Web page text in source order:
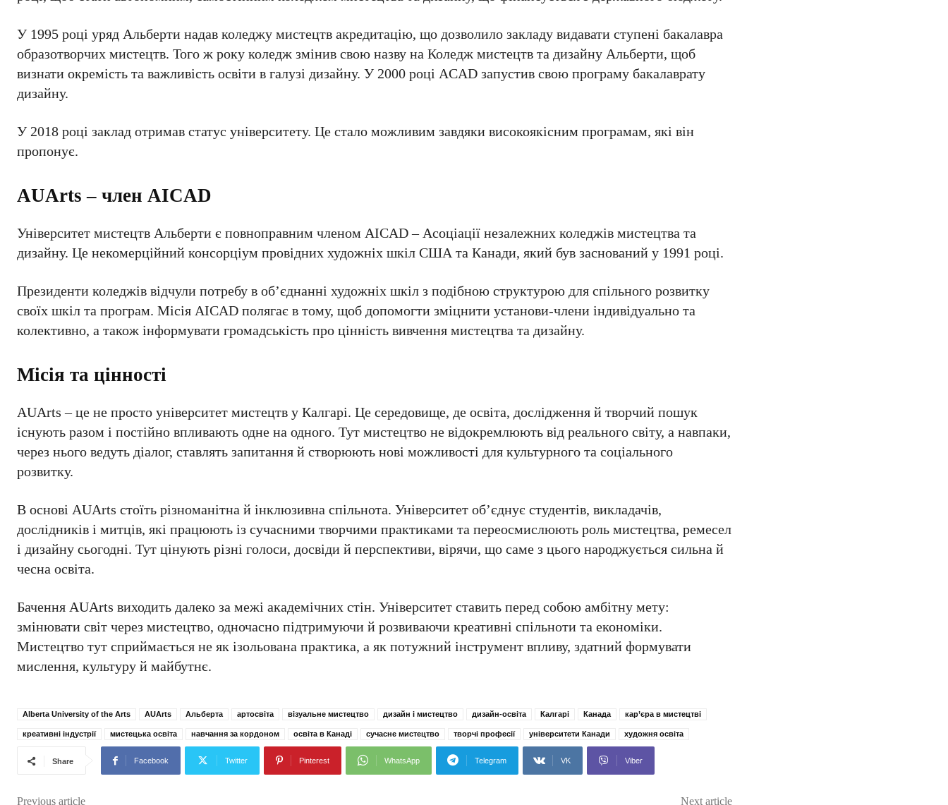
У 1995 році уряд Альберти надав коледжу мистецтв акредитацію, що дозволило закладу видавати ступені бакалавра
образотворчих мистецтв. Того ж року коледж змінив свою назву на Коледж мистецтв та дизайну Альберти, щоб
визнати окремість та важливість освіти в галузі дизайну. У 2000 році ACAD запустив свою програму бакалаврату
дизайну.
У 2018 році заклад отримав статус університету. Це стало можливим завдяки високоякісним програмам, які він
пропонує.
AUArts – член AICAD
Університет мистецтв Альберти є повноправним членом AICAD – Асоціації незалежних коледжів мистецтва та
дизайну. Це некомерційний консорціум провідних художніх шкіл США та Канади, який був заснований у 1991 році.
Президенти коледжів відчули потребу в об’єднанні художніх шкіл з подібною структурою для спільного розвитку
своїх шкіл та програм. Місія AICAD полягає в тому, щоб допомогти зміцнити установи-члени індивідуально та
колективно, а також інформувати громадськість про цінність вивчення мистецтва та дизайну.
Місія та цінності
AUArts – це не просто університет мистецтв у Калгарі. Це середовище, де освіта, дослідження й творчий пошук
існують разом і постійно впливають одне на одного. Тут мистецтво не відокремлюють від реального світу, а навпаки,
через нього ведуть діалог, ставлять запитання й створюють нові можливості для культурного та соціального
розвитку.
В основі AUArts стоїть різноманітна й інклюзивна спільнота. Університет об’єднує студентів, викладачів,
дослідників і митців, які працюють із сучасними творчими практиками та переосмислюють роль мистецтва, ремесел
і дизайну сьогодні. Тут цінують різні голоси, досвіди й перспективи, вірячи, що саме з цього народжується сильна й
чесна освіта.
Бачення AUArts виходить далеко за межі академічних стін. Університет ставить перед собою амбітну мету:
змінювати світ через мистецтво, одночасно підтримуючи й розвиваючи креативні спільноти та економіки.
Мистецтво тут сприймається не як ізольована практика, а як потужний інструмент впливу, здатний формувати
мислення, культуру й майбутнє.
Alberta University of the Arts AUArts Альберта артосвіта візуальне мистецтво дизайн і мистецтво дизайн-освіта Калгарі Канада кар’єра в мистецтві
креативні індустрії мистецька освіта навчання за кордоном освіта в Канаді сучасне мистецтво творчі професії університети Канади художня освіта
Share Facebook Twitter Pinterest WhatsApp Telegram VK Viber
Previous article Next article